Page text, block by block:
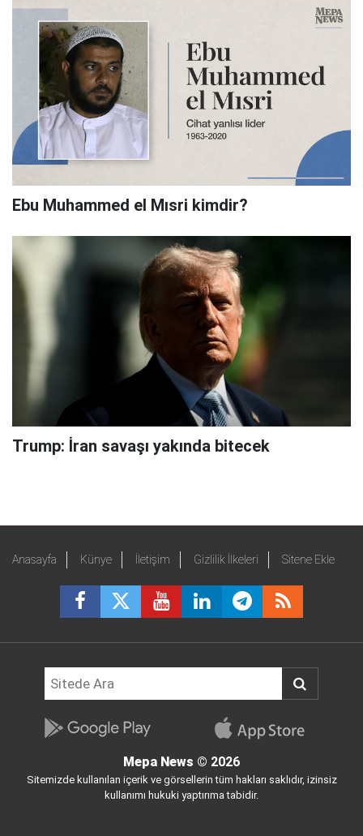
Ebu Muhammed el Mısri kimdir?
Trump: İran savaşı yakında bitecek
Anasayfa Künye İletişim Gizlilik İlkeleri Sitene Ekle
Mepa News © 2026
Sitemizde kullanılan içerik ve görsellerin tüm hakları saklıdır, izinsiz
kullanımı hukuki yaptırıma tabidir.